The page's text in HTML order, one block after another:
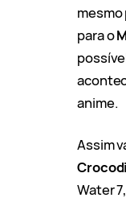
mesmo
para o
anime.
Assim
Water